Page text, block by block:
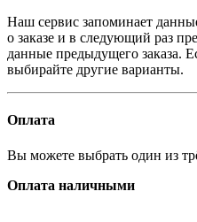
Наш сервис запоминает
о заказе и в следующий раз
данные предыдущего заказа.
выбирайте другие варианты.
Оплата
Вы можете выбрать один из
Оплата наличными